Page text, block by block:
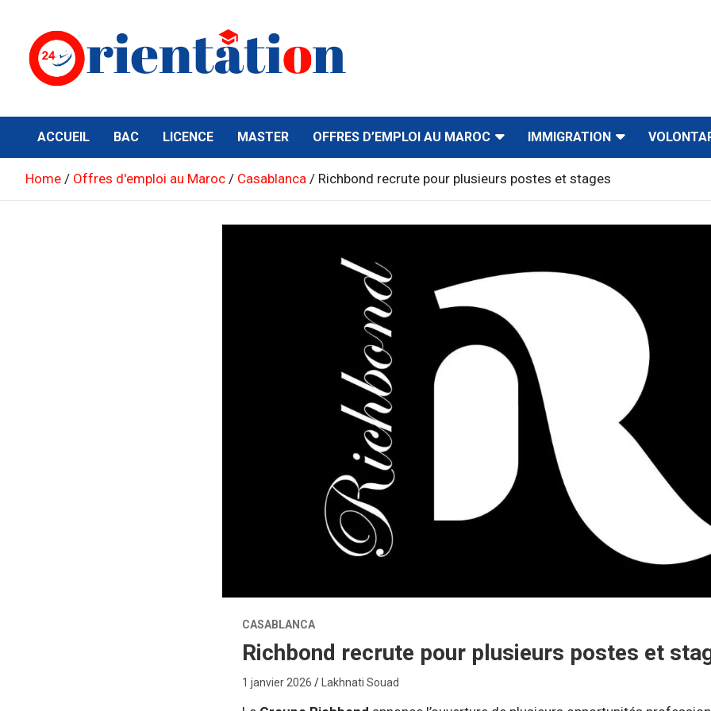
content
Orientation24
ACCUEIL BAC LICENCE MASTER OFFRES D’EMPLOI AU MAROC IMMIGRATION
Home Offres d'emploi au Maroc Casablanca Richbond recrute pour plusieurs postes et stages
CASABLANCA
Richbond recrute pour plusieurs postes et
1 janvier 2026 Lakhnati Souad